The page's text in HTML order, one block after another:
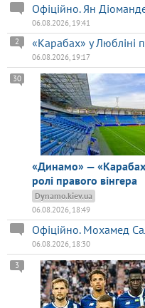
Офіційно. Ян
06.08.2026, 19:41
«Карабах» у Любліні
2
06.08.2026, 19:17
«Динамо» —
ролі правого вінгера
30
Dynamo.kiev.ua
06.08.2026, 18:49
Офіційно. Мохамед
06.08.2026, 18:30
3